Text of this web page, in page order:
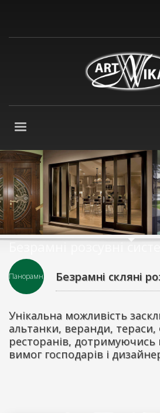
Безрамні розсувні
Панорамні Безрамні скляні
Унікальна можливість
альтанки, веранди, тераси,
ресторанів, дотримуючись
вимог господарів і